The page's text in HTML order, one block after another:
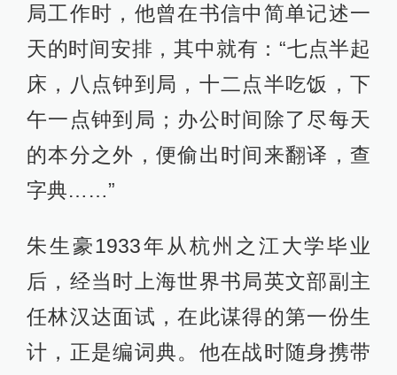
局工作时，他曾在书信中简单记述一
天的时间安排，其中就有：“七点半起
床，八点钟到局，十二点半吃饭，下
午一点钟到局；办公时间除了尽每天
的本分之外，便偷出时间来翻译，查
字典……”
朱生豪1933年从杭州之江大学毕业
后，经当时上海世界书局英文部副主
任林汉达面试，在此谋得的第一份生
计，正是编词典。他在战时随身携带